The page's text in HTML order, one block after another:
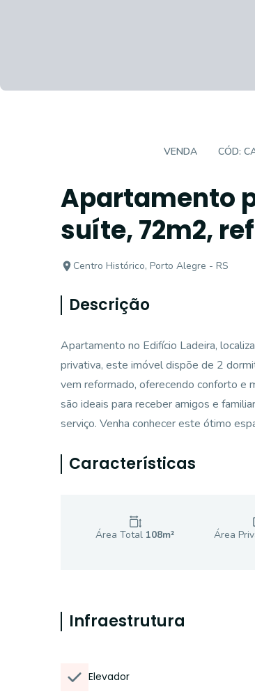
VENDA CÓD:
Apartamento
suíte, 72m2,
Centro Histórico, Porto Alegre - RS
Descrição
Apartamento no Edifício Ladeira,
privativa, este imóvel dispõe de 2
vem reformado, oferecendo conforto e
são ideais para receber amigos e
serviço. Venha conhecer este ótimo
Características
Área Total 108m² Área
Infraestrutura
Elevador